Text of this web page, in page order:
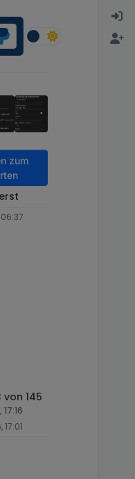
zum
06:37
von 145